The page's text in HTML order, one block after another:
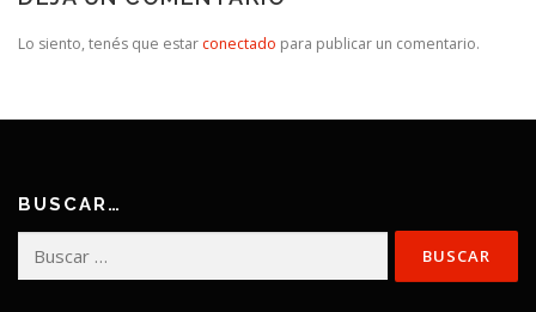
Lo siento, tenés que estar conectado para publicar un comentario.
BUSCAR…